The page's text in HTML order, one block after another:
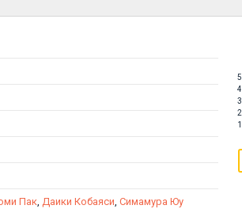
Пак, Даики Кобаяси, Симамура Юу
5
4
3
2
1